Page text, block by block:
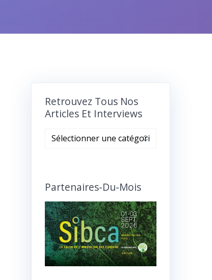
Retrouvez Tous Nos
Articles Et Interviews
Retrouvez
et
Partenaires-Du-Mois